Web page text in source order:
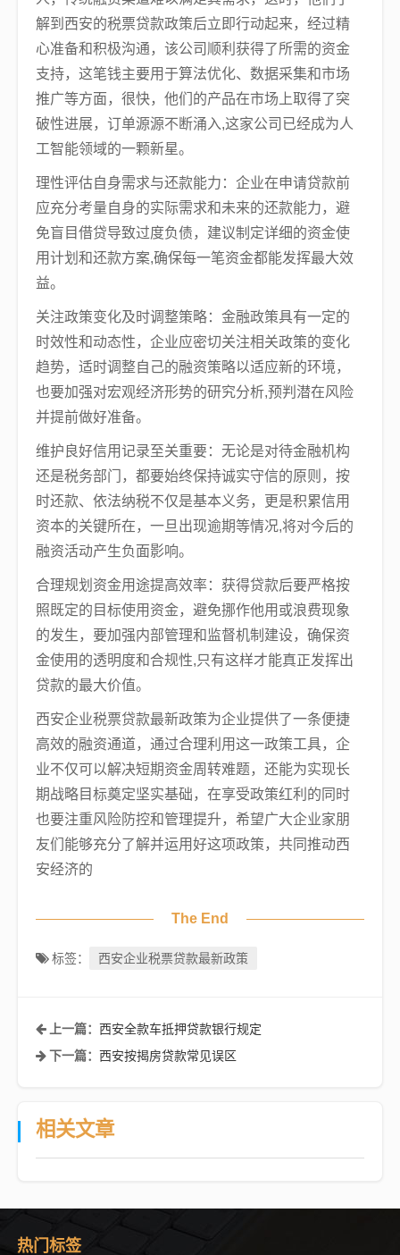
解到西安的税票贷款政策后立即行动起来，经过精
心准备和积极沟通，该公司顺利获得了所需的资金
支持，这笔钱主要用于算法优化、数据采集和市场
推广等方面，很快，他们的产品在市场上取得了突
破性进展，订单源源不断涌入,这家公司已经成为人
工智能领域的一颗新星。
理性评估自身需求与还款能力：企业在申请贷款前
应充分考量自身的实际需求和未来的还款能力，避
免盲目借贷导致过度负债，建议制定详细的资金使
用计划和还款方案,确保每一笔资金都能发挥最大效
益。
关注政策变化及时调整策略：金融政策具有一定的
时效性和动态性，企业应密切关注相关政策的变化
趋势，适时调整自己的融资策略以适应新的环境，
也要加强对宏观经济形势的研究分析,预判潜在风险
并提前做好准备。
维护良好信用记录至关重要：无论是对待金融机构
还是税务部门，都要始终保持诚实守信的原则，按
时还款、依法纳税不仅是基本义务，更是积累信用
资本的关键所在，一旦出现逾期等情况,将对今后的
融资活动产生负面影响。
合理规划资金用途提高效率：获得贷款后要严格按
照既定的目标使用资金，避免挪作他用或浪费现象
的发生，要加强内部管理和监督机制建设，确保资
金使用的透明度和合规性,只有这样才能真正发挥出
贷款的最大价值。
西安企业税票贷款最新政策为企业提供了一条便捷
高效的融资通道，通过合理利用这一政策工具，企
业不仅可以解决短期资金周转难题，还能为实现长
期战略目标奠定坚实基础，在享受政策红利的同时
也要注重风险防控和管理提升，希望广大企业家朋
友们能够充分了解并运用好这项政策，共同推动西
安经济的
The End
标签： 西安企业税票贷款最新政策
上一篇：西安全款车抵押贷款银行规定
下一篇：西安按揭房贷款常见误区
相关文章
热门标签